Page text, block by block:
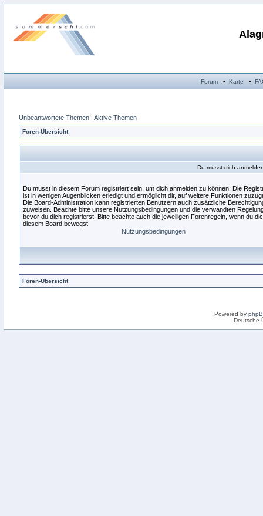
Forum• Karte •
Unbeantwortete Themen | Aktive Themen
Foren-Übersicht
Du musst dich
Du musst in diesem Forum registriert sein, um dich anmelden zu können. Die
ist in wenigen Augenblicken erledigt und ermöglicht dir, auf weitere Funktionen
Die Board-Administration kann registrierten Benutzern auch zusätzliche
zuweisen. Beachte bitte unsere Nutzungsbedingungen und die verwandten
bevor du dich registrierst. Bitte beachte auch die jeweiligen Forenregeln, wenn du
diesem Board bewegst.
Nutzungsbedingungen
Foren-Übersicht
Powered by
Deutsche